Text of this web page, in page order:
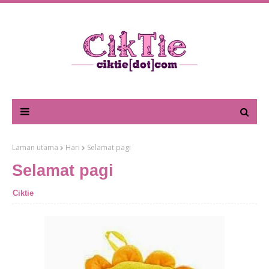
Laman utama Hari Selamat pagi
Selamat pagi
Ciktie